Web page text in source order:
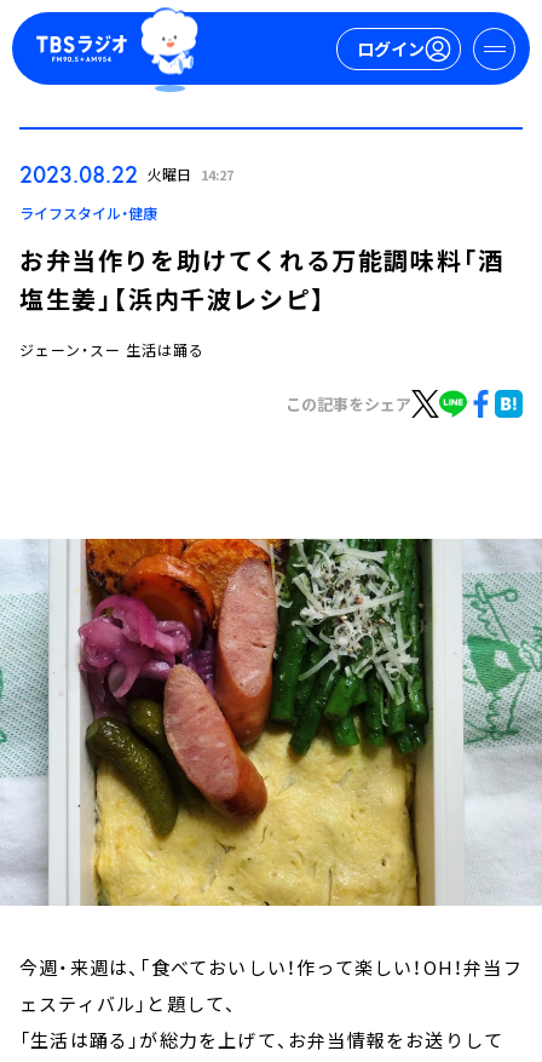
ログイン
ログイン
お知らせ
イベント・グッズ
YouTube
会社情報
2023.08.22 火曜日 14:27
ライフスタイル・健康
お弁当作りを助けてくれる万能調味料「酒
塩生姜」【浜内千波レシピ】
ジェーン・スー 生活は踊る
この記事をシェア
今週・来週は、「食べておいしい！作って楽しい！OH！弁当フ
ェスティバル」と題して、
「生活は踊る」が総力を上げて、お弁当情報をお送りして